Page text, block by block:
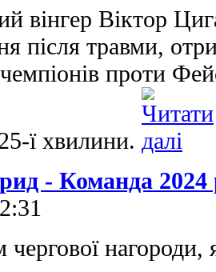
вінгер Віктор
після травми,
проти
ї хвилини.
- Команда 2024
нагороди,